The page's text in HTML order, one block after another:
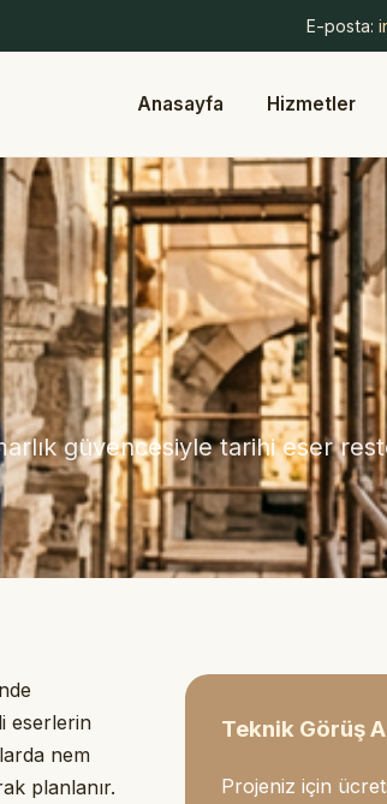
E-posta:
Anasayfa Hizmetler
güvencesiyle tarihi eser
eserlerin
nem
planlanır.
Teknik Görüş
Projeniz için